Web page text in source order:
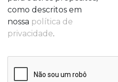
como descritos em
nossa política de
privacidade.